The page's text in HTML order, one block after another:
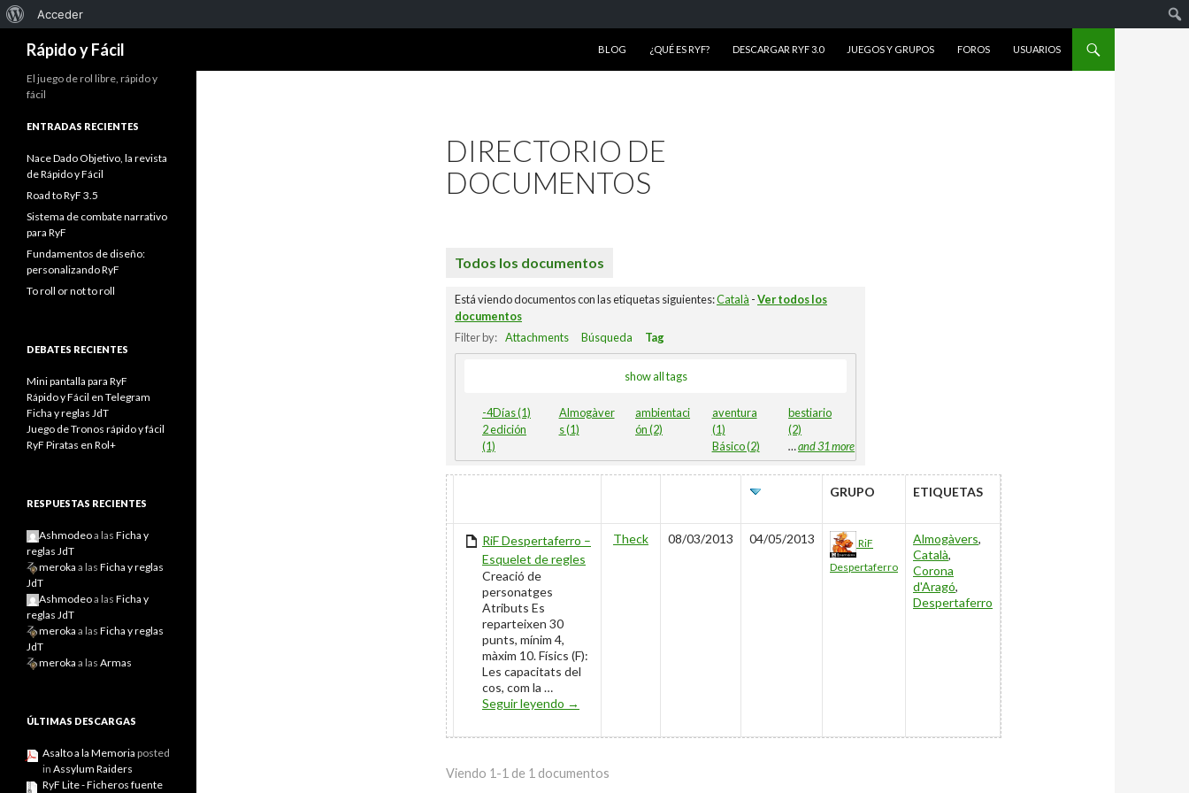
Acerca
de
Acceder
Rápido y Fácil
BLOG
¿QUÉ ES RYF? DESCARGAR RYF 3.0 JUEGOS Y GRUPOS FOROS USUARIOS
DIRECTORIO DE
DOCUMENTOS
Todos los documentos
Está viendo documentos con las etiquetas siguientes:Català -Ver todos los
documentos
Filter by: Attachments Búsqueda Tag
show all tags
-4Días (1)
2 edición
(1)
Almogàver
s (1)
ambientaci
ón (2)
aventura
(1)
Básico (2)
bestiario
(2)
…and 31 more
GRUPO ETIQUETAS
RiF Despertaferro –
Esquelet de regles
Creació de
personatges
Atributs Es
reparteixen 30
punts, mínim 4,
màxim 10. Físics (F):
Les capacitats del
cos, com la …
Seguir leyendo RiF Despertaferro – Esquelet de regles
→
Theck 08/03/2013 04/05/2013
RiF
Despertaferro
Almogàvers,
Català,
Corona
d'Aragó,
Despertaferro
Viendo 1-1 de 1 documentos
El juego de rol libre, rápido y
fácil
ENTRADAS RECIENTES
Nace Dado Objetivo, la revista
de Rápido y Fácil
Road to RyF 3.5
Sistema de combate narrativo
para RyF
Fundamentos de diseño:
personalizando RyF
To roll or not to roll
DEBATES RECIENTES
Mini pantalla para RyF
Rápido y Fácil en Telegram
Ficha y reglas JdT
Juego de Tronos rápido y fácil
RyF Piratas en Rol+
RESPUESTAS RECIENTES
Ashmodeoa las Ficha y
reglas JdT
meroka a las Ficha y reglas
JdT
Ashmodeoa las Ficha y
reglas JdT
meroka a las Ficha y reglas
JdT
meroka a las Armas
ÚLTIMAS DESCARGAS
Asalto a la Memoria posted
in Assylum Raiders
RyF Lite - Ficheros fuente